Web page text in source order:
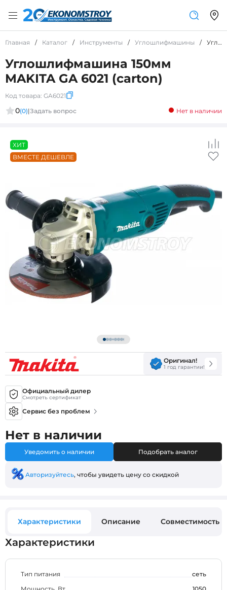
Главная / Каталог / Инструменты / Углошлифмашины / Углошлифмашина 150мм MAKITA GA 6021 (carton)
Углошлифмашина 150мм
MAKITA GA 6021 (carton)
Код товара: GA6021
0(0)|Задать вопрос Нет в наличии
ХИТ
ВМЕСТЕ ДЕШЕВЛЕ
Оригинал!
1 год гарантии!
Официальный дилер
Смотреть сертификат
Сервис без проблем
Нет в наличии
Уведомить о наличии Подобрать аналог
Авторизуйтесь, чтобы увидеть цену со скидкой
Характеристики Описание Совместимость
Характеристики
Тип питания
сеть